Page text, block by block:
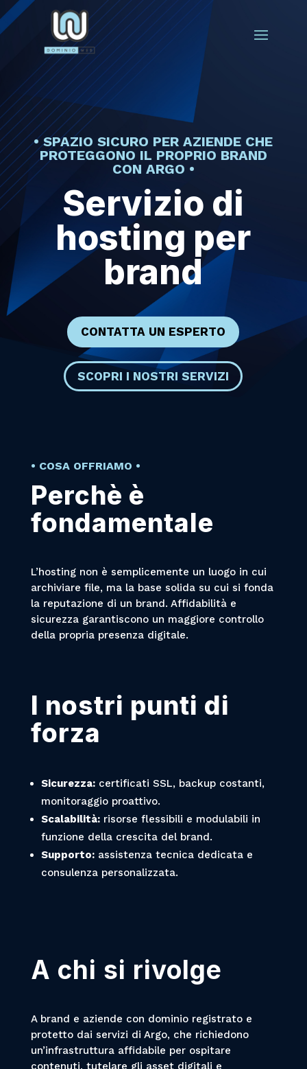
• SPAZIO SICURO PER AZIENDE CHE
PROTEGGONO IL PROPRIO BRAND
CON ARGO •
Servizio di
hosting per
brand
CONTATTA UN ESPERTO
SCOPRI I NOSTRI SERVIZI
• COSA OFFRIAMO •
Perchè è
fondamentale
L’hosting non è semplicemente un luogo in cui
archiviare file, ma la base solida su cui si fonda
la reputazione di un brand. Affidabilità e
sicurezza garantiscono un maggiore controllo
della propria presenza digitale.
I nostri punti di
forza
Sicurezza:certificati SSL, backup costanti,
monitoraggio proattivo.
Scalabilità:risorse flessibili e modulabili in
funzione della crescita del brand.
Supporto:assistenza tecnica dedicata e
consulenza personalizzata.
A chi si rivolge
A brand e aziende con dominio registrato e
protetto dai servizi di Argo, che richiedono
un’infrastruttura affidabile per ospitare
contenuti, tutelare gli asset digitali e